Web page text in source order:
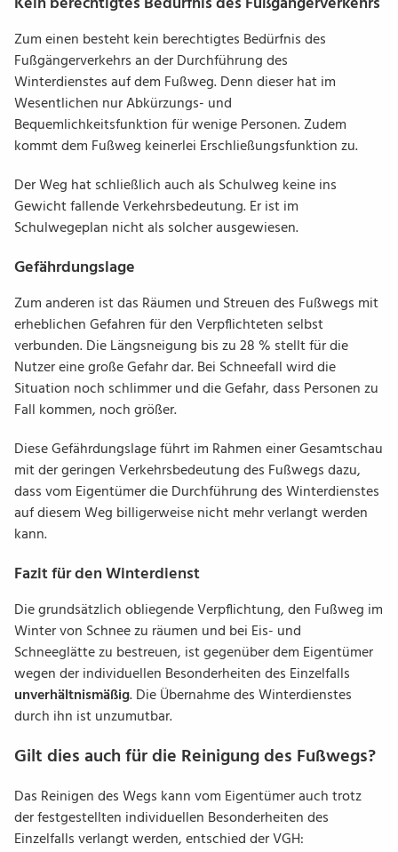
Zum einen besteht kein berechtigtes Bedürfnis des
Fußgängerverkehrs an der Durchführung des
Winterdienstes auf dem Fußweg. Denn dieser hat im
Wesentlichen nur Abkürzungs- und
Bequemlichkeitsfunktion für wenige Personen. Zudem
kommt dem Fußweg keinerlei Erschließungsfunktion zu.
Der Weg hat schließlich auch als Schulweg keine ins
Gewicht fallende Verkehrsbedeutung. Er ist im
Schulwegeplan nicht als solcher ausgewiesen.
Gefährdungslage
Zum anderen ist das Räumen und Streuen des Fußwegs mit
erheblichen Gefahren für den Verpflichteten selbst
verbunden. Die Längsneigung bis zu 28 % stellt für die
Nutzer eine große Gefahr dar. Bei Schneefall wird die
Situation noch schlimmer und die Gefahr, dass Personen zu
Fall kommen, noch größer.
Diese Gefährdungslage führt im Rahmen einer Gesamtschau
mit der geringen Verkehrsbedeutung des Fußwegs dazu,
dass vom Eigentümer die Durchführung des Winterdienstes
auf diesem Weg billigerweise nicht mehr verlangt werden
kann.
Fazit für den Winterdienst
Die grundsätzlich obliegende Verpflichtung, den Fußweg im
Winter von Schnee zu räumen und bei Eis- und
Schneeglätte zu bestreuen, ist gegenüber dem Eigentümer
wegen der individuellen Besonderheiten des Einzelfalls
unverhältnismäßig. Die Übernahme des Winterdienstes
durch ihn ist unzumutbar.
Gilt dies auch für die Reinigung des Fußwegs?
Das Reinigen des Wegs kann vom Eigentümer auch trotz
der festgestellten individuellen Besonderheiten des
Einzelfalls verlangt werden, entschied der VGH: